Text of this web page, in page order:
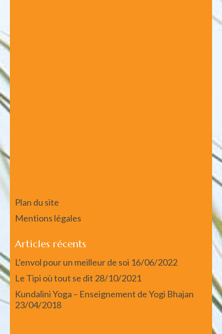
Plan du site
Mentions légales
Articles récents
L’envol pour un meilleur de soi 16/06/2022
Le Tipi où tout se dit 28/10/2021
Kundalini Yoga – Enseignement de Yogi Bhajan
23/04/2018